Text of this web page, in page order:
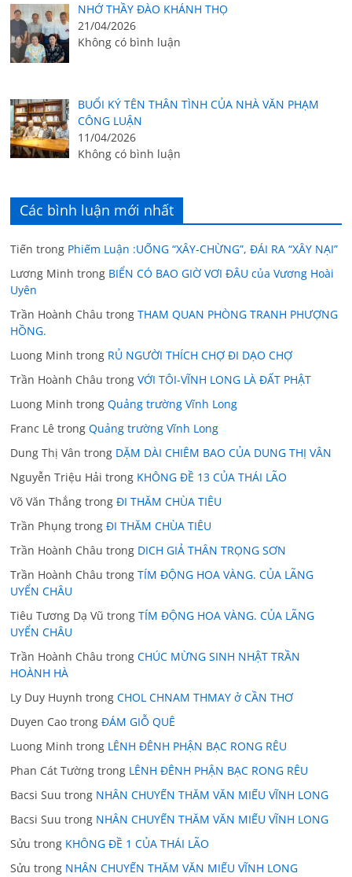
NHỚ THẦY ĐÀO KHÁNH THỌ
21/04/2026
Không có bình luận
BUỔI KÝ TÊN THÂN TÌNH CỦA NHÀ VĂN PHẠM
CÔNG LUẬN
11/04/2026
Không có bình luận
Các bình luận mới nhất
Tiến trong Phiếm Luận :UỐNG “XÂY-CHỪNG”, ĐÁI RA “XÂY NẠI”
Lương Minh trong BIỂN CÓ BAO GIỜ VƠI ĐÂU của Vương Hoài
Uyên
Trần Hoành Châu trongTHAM QUAN PHÒNG TRANH PHƯỢNG
HỒNG.
Luong Minh trong RỦ NGƯỜI THÍCH CHỢ ĐI DẠO CHỢ
Trần Hoành Châu trongVỚI TÔI-VĨNH LONG LÀ ĐẤT PHẬT
Luong Minh trongQuảng trường Vĩnh Long
Franc Lê trongQuảng trường Vĩnh Long
Dung Thị Vân trong DẶM DÀI CHIÊM BAO CỦA DUNG THỊ VÂN
Nguyễn Triệu Hải trong KHÔNG ĐỀ 13 CỦA THÁI LÃO
Võ Văn Thắng trongĐI THĂM CHÙA TIÊU
Trần Phụng trongĐI THĂM CHÙA TIÊU
Trần Hoành Châu trong DICH GIẢ THÂN TRỌNG SƠN
Trần Hoành Châu trongTÍM ĐỘNG HOA VÀNG. CỦA LÃNG
UYỂN CHÂU
Tiêu Tương Dạ Vũ trongTÍM ĐỘNG HOA VÀNG. CỦA LÃNG
UYỂN CHÂU
Trần Hoành Châu trongCHÚC MỪNG SINH NHẬT TRẦN
HOÀNH HÀ
Ly Duy Huynh trongCHOL CHNAM THMAY ở CẦN THƠ
Duyen Cao trongĐÁM GIỖ QUÊ
Luong Minh trong LÊNH ĐÊNH PHẬN BẠC RONG RÊU
Phan Cát Tường trong LÊNH ĐÊNH PHẬN BẠC RONG RÊU
Bacsi Suu trong NHÂN CHUYẾN THĂM VĂN MIẾU VĨNH LONG
Bacsi Suu trong NHÂN CHUYẾN THĂM VĂN MIẾU VĨNH LONG
Sửu trong KHÔNG ĐỀ 1 CỦA THÁI LÃO
Sửu trong NHÂN CHUYẾN THĂM VĂN MIẾU VĨNH LONG